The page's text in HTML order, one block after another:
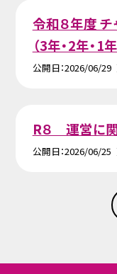
令和８年度 チ
（3年・2年・1年
公開日 2026/06/29
R８ 運営に
公開日 2026/06/25